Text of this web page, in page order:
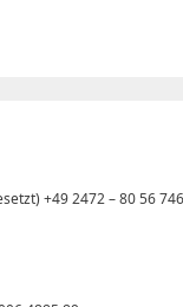
+49 2472 – 80 56 746